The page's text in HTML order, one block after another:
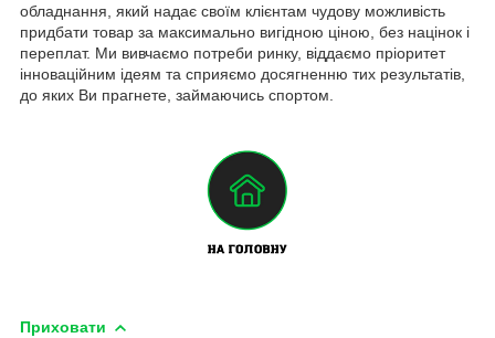
обладнання, який надає своїм клієнтам чудову можливість
придбати товар за максимально вигідною ціною, без націнок і
переплат. Ми вивчаємо потреби ринку, віддаємо пріоритет
інноваційним ідеям та сприяємо досягненню тих результатів,
до яких Ви прагнете, займаючись спортом.
Приховати